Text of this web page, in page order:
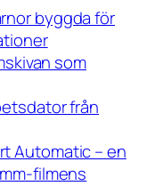
byggda för
som
från
Automatic – en
filmens